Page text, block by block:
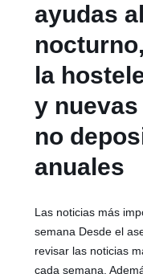
ayudas
la
y
no
anuales
Las noticias más
semana Desde el
revisar las noticias
cada semana.